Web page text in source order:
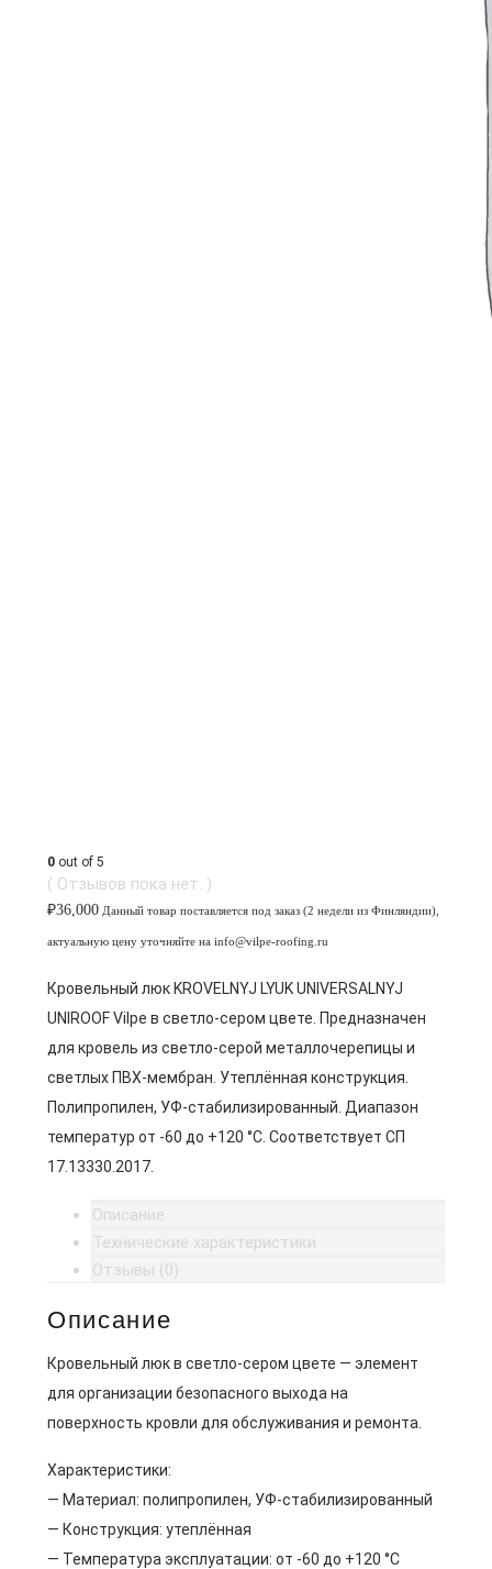
0 out of 5
( Отзывов пока нет. )
₽36,000 Данный товар поставляется под заказ (2 недели из Финляндии),
актуальную цену уточняйте на info@vilpe-roofing.ru
Кровельный люк KROVELNYJ LYUK UNIVERSALNYJ
UNIROOF Vilpe в светло-сером цвете. Предназначен
для кровель из светло-серой металлочерепицы и
светлых ПВХ-мембран. Утеплённая конструкция.
Полипропилен, УФ-стабилизированный. Диапазон
температур от -60 до +120 °C. Соответствует СП
17.13330.2017.
Описание
Технические характеристики
Отзывы (0)
Описание
Кровельный люк в светло-сером цвете — элемент
для организации безопасного выхода на
поверхность кровли для обслуживания и ремонта.
Характеристики:
— Материал: полипропилен, УФ-стабилизированный
— Конструкция: утеплённая
— Температура эксплуатации: от -60 до +120 °C